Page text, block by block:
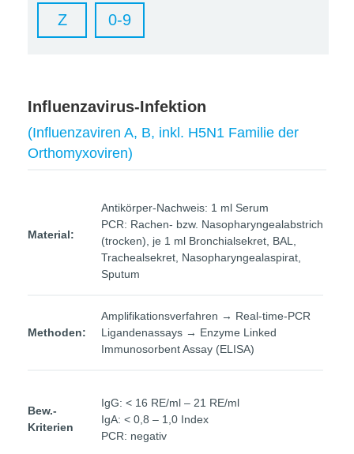
Z 0-9
Influenzavirus-Infektion
(Influenzaviren A, B, inkl. H5N1 Familie der
Orthomyxoviren)
Material:
Antikörper-Nachweis: 1 ml Serum
PCR: Rachen- bzw. Nasopharyngealabstrich
(trocken), je 1 ml Bronchialsekret, BAL,
Trachealsekret, Nasopharyngealaspirat,
Sputum
Methoden:
Amplifikationsverfahren → Real-time-PCR
Ligandenassays → Enzyme Linked
Immunosorbent Assay (ELISA)
Bew.-
Kriterien
IgG: < 16 RE/ml – 21 RE/ml
IgA: < 0,8 – 1,0 Index
PCR: negativ